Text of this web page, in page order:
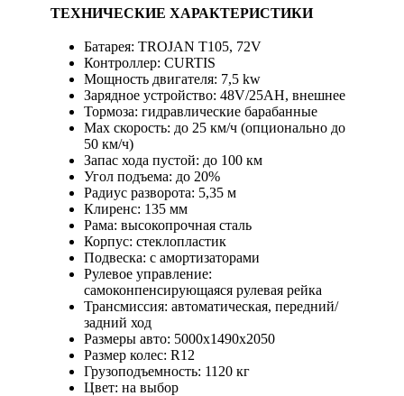
ТЕХНИЧЕСКИЕ ХАРАКТЕРИСТИКИ
Батарея: TROJAN T105, 72V
Контроллер: CURTIS
Мощность двигателя: 7,5 kw
Зарядное устройство: 48V/25AH, внешнее
Тормоза: гидравлические барабанные
Мах скорость: до 25 км/ч (опционально до
50 км/ч)
Запас хода пустой: до 100 км
Угол подъема: до 20%
Радиус разворота: 5,35 м
Клиренс: 135 мм
Рама: высокопрочная сталь
Корпус: стеклопластик
Подвеска: с амортизаторами
Рулевое управление:
самоконпенсирующаяся рулевая рейка
Трансмиссия: автоматическая, передний/
задний ход
Размеры авто: 5000х1490х2050
Размер колес: R12
Грузоподъемность: 1120 кг
Цвет: на выбор